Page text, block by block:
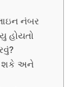
નંબર
હોયતો
શકે અને